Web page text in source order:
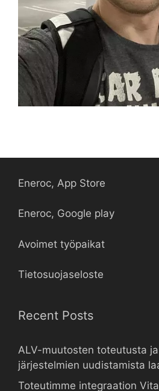
Eneroc, App Store
Eneroc, Google play
Avoimet työpaikat
Tietosuojaseloste
Recent Posts
ALV-muutosten toteutusta
järjestelmien uudistamista
Toteutimme integraation